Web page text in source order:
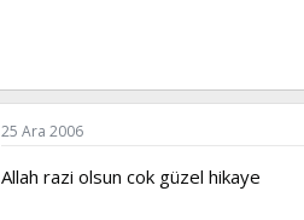
25 Ara 2006
Allah razi olsun cok güzel hikaye